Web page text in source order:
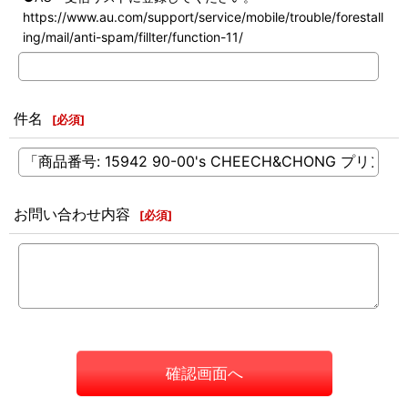
https://www.au.com/support/service/mobile/trouble/forestall
ing/mail/anti-spam/fillter/function-11/
件名 [必須]
お問い合わせ内容 [必須]
確認画面へ